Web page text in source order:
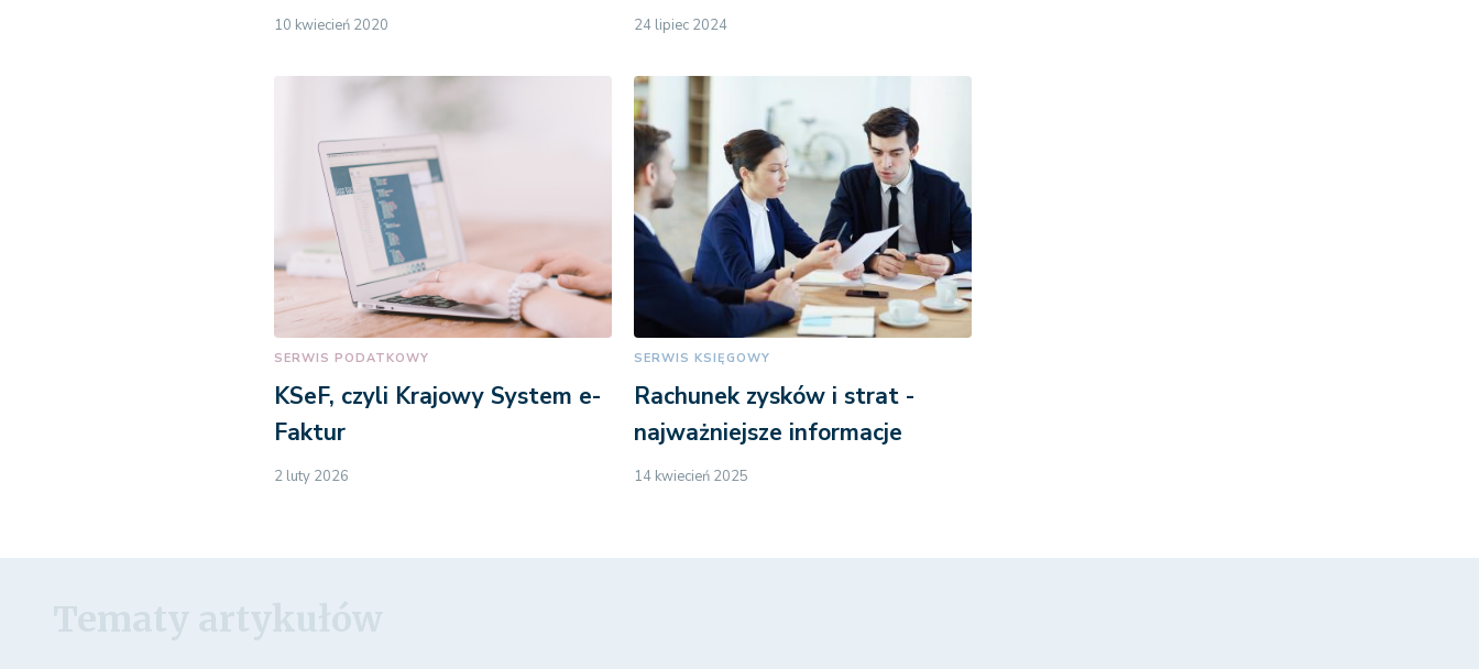
10 kwiecień 2020 24 lipiec 2024
SERWIS PODATKOWY
KSeF, czyli Krajowy System e-
Faktur
2 luty 2026
SERWIS KSIĘGOWY
Rachunek zysków i strat -
najważniejsze informacje
14 kwiecień 2025